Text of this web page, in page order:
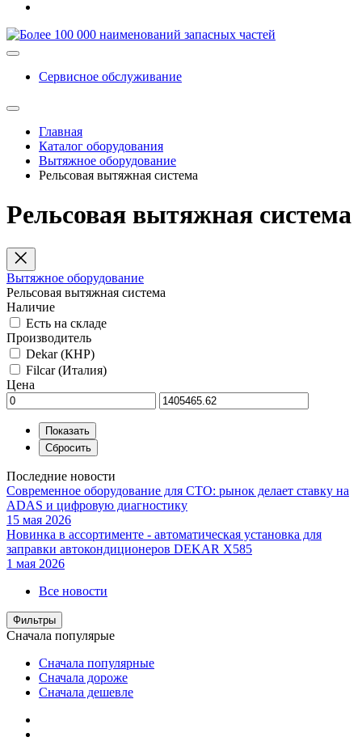
Сервисное обслуживание
Главная
Каталог оборудования
Вытяжное оборудование
Рельсовая вытяжная система
Рельсовая вытяжная система
Вытяжное оборудование
Рельсовая вытяжная система
Наличие
Есть на складе
Производитель
Dekar (КНР)
Filcar (Италия)
Цена
Последние новости
Современное оборудование для СТО: рынок делает ставку на
ADAS и цифровую диагностику
15 мая 2026
Новинка в ассортименте - автоматическая установка для
заправки автокондиционеров DEKAR X585
1 мая 2026
Все новости
Фильтры
Сначала популярые
Сначала популярные
Сначала дороже
Сначала дешевле